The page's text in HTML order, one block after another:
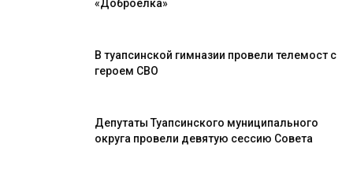
«Доброёлка»
В туапсинской гимназии провели телемост с
героем СВО
Депутаты Туапсинского муниципального
округа провели девятую сессию Совета